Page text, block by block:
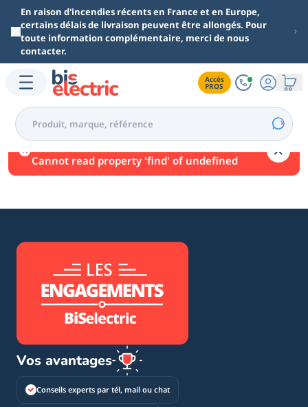
Aller au contenu principal
En raison d'incendies récents en France et en Europe,
certains délais de livraison peuvent être allongés. Pour
toute information complémentaire, merci de nous
contacter.
Accès
PROS
Une erreur est survenue.
Cannot read property 'find' of undefined
Vos avantages
Conseils experts par tél, mail ou chat